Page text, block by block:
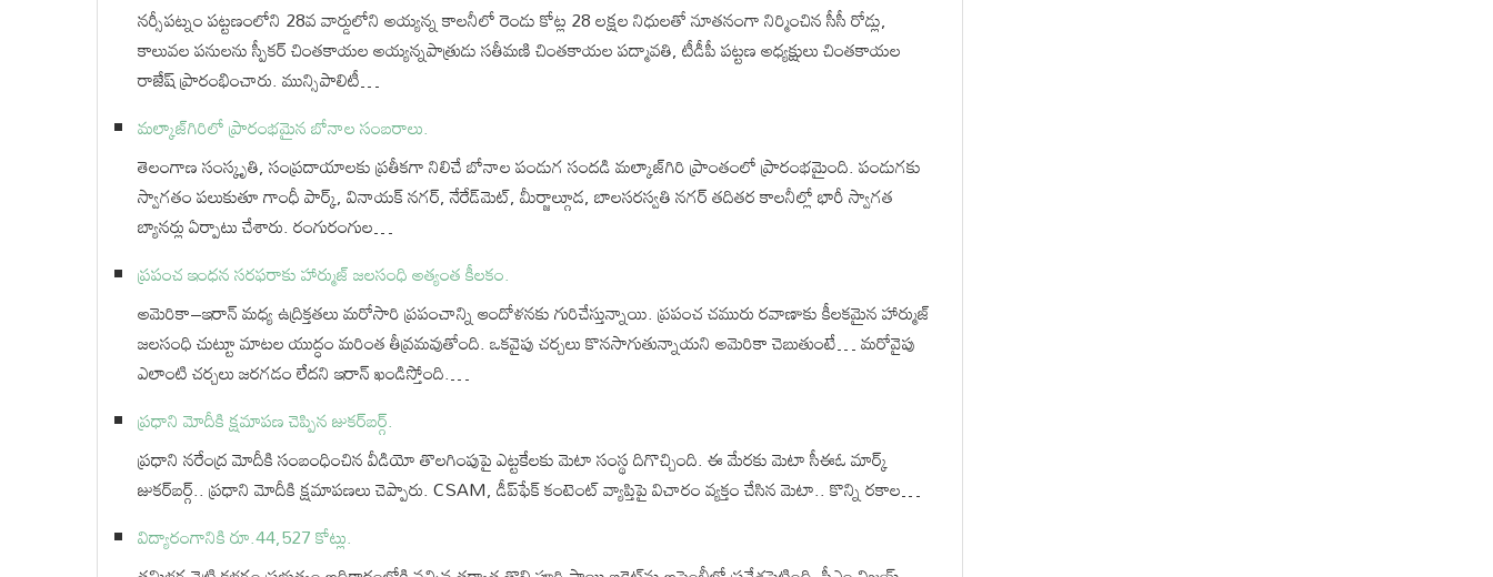
నర్సీపట్నం పట్టణంలోని 28వ వార్డులోని అయ్యన్న కాలనీలో రెండు కోట్ల 28 లక్షల నిధులతో నూతనంగా నిర్మించిన సీసీ రోడ్లు,
కాలువల పనులను స్పీకర్ చింతకాయల అయ్యన్నపాత్రుడు సతీమణి చింతకాయల పద్మావతి, టీడీపీ పట్టణ అధ్యక్షులు చింతకాయల
రాజేష్ ప్రారంభించారు. మున్సిపాలిటీ…
మల్కాజ్‌గిరిలో ప్రారంభమైన బోనాల సంబరాలు.
తెలంగాణ సంస్కృతి, సంప్రదాయాలకు ప్రతీకగా నిలిచే బోనాల పండుగ సందడి మల్కాజ్‌గిరి ప్రాంతంలో ప్రారంభమైంది. పండుగకు
స్వాగతం పలుకుతూ గాంధీ పార్క్, వినాయక్ నగర్, నేరేడ్‌మెట్, మీర్జాల్గూడ, బాలసరస్వతి నగర్ తదితర కాలనీల్లో భారీ స్వాగత
బ్యానర్లు ఏర్పాటు చేశారు. రంగురంగుల…
ప్రపంచ ఇంధన సరఫరాకు హార్ముజ్ జలసంధి అత్యంత కీలకం.
అమెరికా–ఇరాన్ మధ్య ఉద్రిక్తతలు మరోసారి ప్రపంచాన్ని ఆందోళనకు గురిచేస్తున్నాయి. ప్రపంచ చమురు రవాణాకు కీలకమైన హార్ముజ్
జలసంధి చుట్టూ మాటల యుద్ధం మరింత తీవ్రమవుతోంది. ఒకవైపు చర్చలు కొనసాగుతున్నాయని అమెరికా చెబుతుంటే… మరోవైపు
ఎలాంటి చర్చలు జరగడం లేదని ఇరాన్ ఖండిస్తోంది.…
ప్రధాని మోదీకి క్షమాపణ చెప్పిన జుకర్⁬బర్గ్.
ప్రధాని నరేంద్ర మోదీకి సంబంధించిన వీడియో తొలగింపుపై ఎట్టకేలకు మెటా సంస్థ దిగొచ్చింది. ఈ మేరకు మెటా సీఈఓ మార్క్
జుకర్‌బర్గ్.. ప్రధాని మోదీకి క్షమాపణలు చెప్పారు. CSAM, డీప్‌ఫేక్‌ కంటెంట్‌ వ్యాప్తిపై విచారం వ్యక్తం చేసిన మెటా.. కొన్ని రకాల…
విద్యారంగానికి రూ.44,527 కోట్లు.